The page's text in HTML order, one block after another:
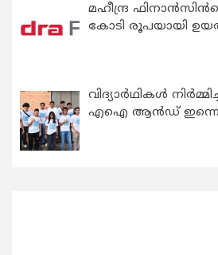
മഹീന്ദ്ര
കോടി രൂപയായി
വിദ്യാര്‍ഥികള്‍
എഐ ആന്‍ഡ്